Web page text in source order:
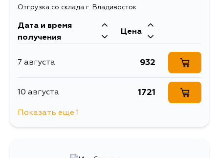
Отгрузка со склада г. Владивосток
Дата и время
получения
Цена
7 августа 932
10 августа 1721
Показать еще 1